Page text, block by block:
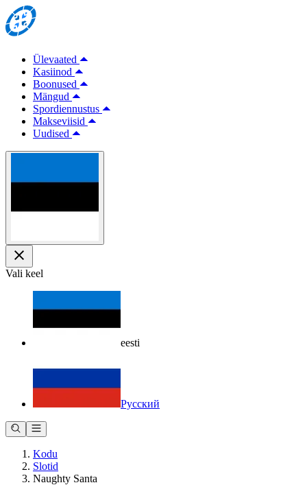
Ülevaated
Kasiinod
Boonused
Mängud
Spordiennustus
Makseviisid
Uudised
Vali keel
eesti
Русский
Kodu
Slotid
Naughty Santa